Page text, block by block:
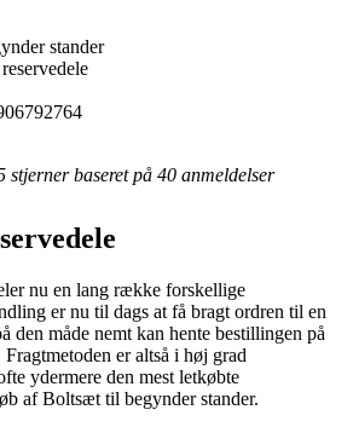
stander
stjerner baseret på 40 anmeldelser
nu en lang række forskellige
er nu til dags at få bragt ordren til en
den måde nemt kan hente bestillingen på
er altså i høj grad
ydermere den mest letkøbte
af Boltsæt til begynder stander.